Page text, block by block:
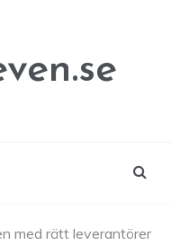
med rätt leverantörer